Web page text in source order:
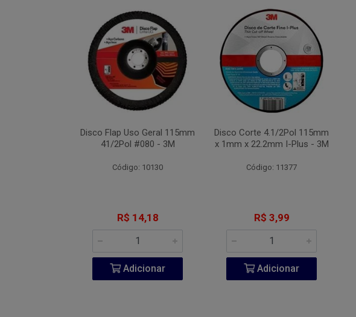
Disco Flap Uso Geral 115mm
41/2Pol #080 - 3M
Código: 10130
R$ 14,18
Adicionar
Disco Corte 4.1/2Pol 115mm
x 1mm x 22.2mm I-Plus - 3M
Código: 11377
R$ 3,99
Adicionar